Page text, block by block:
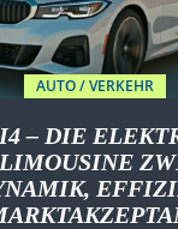
AUTO / VERKEHR
– DIE